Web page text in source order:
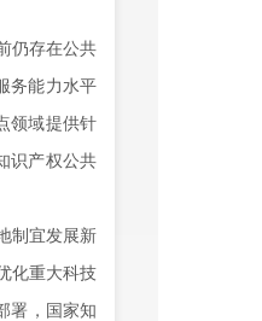
仍存在公共
务能力水平
领域提供针
识产权公共
制宜发展新
化重大科技
署，国家知